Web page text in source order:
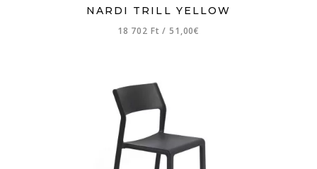
NARDI TRILL YELLOW
18 702 Ft/ 51,00€